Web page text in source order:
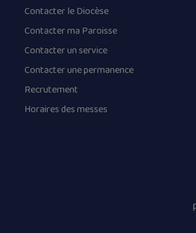
Contacter le Diocèse
Contacter ma Paroisse
Contacter un service
Contacter une permanence
Recrutement
Horaires des messes